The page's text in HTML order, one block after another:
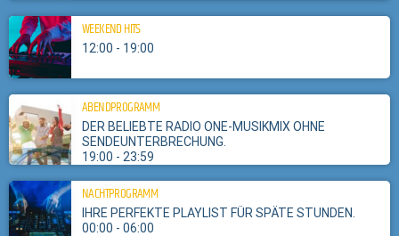
WEEKEND HITS
12:00 - 19:00
ABENDPROGRAMM
DER BELIEBTE RADIO ONE-MUSIKMIX OHNE
SENDEUNTERBRECHUNG.
19:00 - 23:59
NACHTPROGRAMM
IHRE PERFEKTE PLAYLIST FÜR SPÄTE STUNDEN.
00:00 - 06:00